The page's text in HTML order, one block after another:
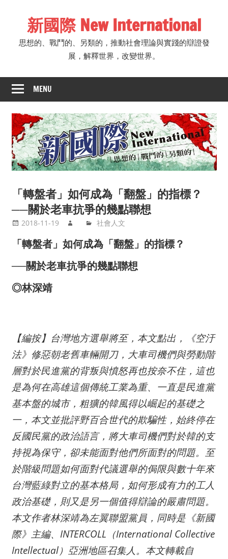
新國際 New International
思想的、戰鬥的、另類的，推動社會理論與實踐的辯證發
展，解釋世界，改變世界。
MENU
「轉盤者」如何成為「翻盤」的指標？
──關於老車抗爭的幾點聯想
2018-11-19 社會人文
「轉盤者」如何成為「翻盤」的指標？
──關於老車抗爭的幾點聯想
◎林深靖
【編按】台灣地方選舉將至，本文點出，《空汙
法》修惡朝老舊車輛開刀，大車司機們與勞動階
層對於民進黨的背叛與憤怒再也按奈不住，這也
是為何在高雄這個傳統工業為重、一直是民進黨
基本盤的城市，粗獷的韓風得以崛起的基礎之
一，本文並批評野百合世代的欺騙性，始終停在
反國民黨的政治語言，將大車司機們對於韓的支
持視為保守，卻未能面對他們所面對的問題。至
於階級問題如何面對代議選舉的侷限與數十年來
台灣藍綠對立的基本格局，如何形成有力的工人
政治基礎，則又是另一個值得辯論的嚴肅問題。
本文作者林深靖為左翼聯盟黨員，同時是《新國
際》主編、INTERCOLL（International Collective
Intellectual）亞洲地區召集人。本文轉載自